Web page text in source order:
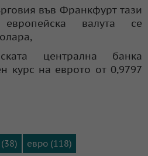
във Франкфурт тази
валута се
централна банка
курс на еврото от 0,9797
евро (118)